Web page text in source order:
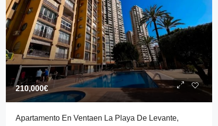
210,000€
Apartamento En Ventaen La Playa De Levante,